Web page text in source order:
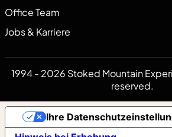
Office Team
Jobs & Karriere
1994 - 2026 Stoked Mountain
reserved.
Ihre